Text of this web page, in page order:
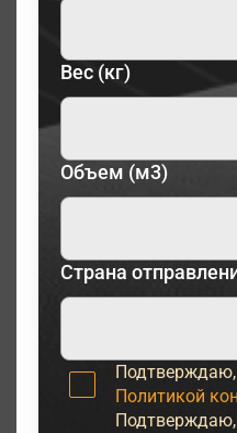
Вес (кг)
Объем (м3)
Страна
Подтверждаю,
Политикой
Подтверждаю,